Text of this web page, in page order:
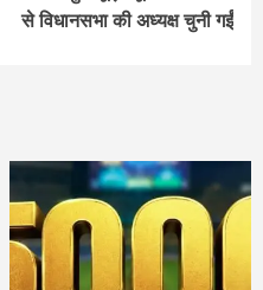
से विधानसभा की अध्यक्ष चुनी गईं